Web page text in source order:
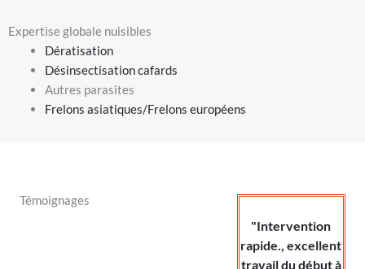
Expertise globale nuisibles
Dératisation
Désinsectisation cafards
Autres parasites
Frelons asiatiques/Frelons européens
Témoignages
"Intervention
rapide., excellent
travail du début à